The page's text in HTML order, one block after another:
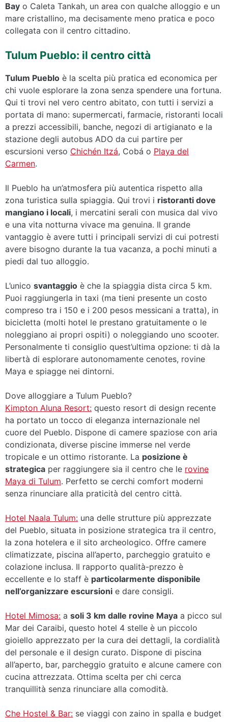
Bay o Caleta Tankah, un area con qualche alloggio e un
mare cristallino, ma decisamente meno pratica e poco
collegata con il centro cittadino.
Tulum Pueblo: il centro città
Tulum Pueblo è la scelta più pratica ed economica per
chi vuole esplorare la zona senza spendere una fortuna.
Qui ti trovi nel vero centro abitato, con tutti i servizi a
portata di mano: supermercati, farmacie, ristoranti locali
a prezzi accessibili, banche, negozi di artigianato e la
stazione degli autobus ADO da cui partire per
escursioni verso Chichén Itzá, Cobá o Playa del
Carmen.
Il Pueblo ha un’atmosfera più autentica rispetto alla
zona turistica sulla spiaggia. Qui trovi i ristoranti dove
mangiano i locali, i mercatini serali con musica dal vivo
e una vita notturna vivace ma genuina. Il grande
vantaggio è avere tutti i principali servizi di cui potresti
avere bisogno durante la tua vacanza, a pochi minuti a
piedi dal tuo alloggio.
L’unico svantaggio è che la spiaggia dista circa 5 km.
Puoi raggiungerla in taxi (ma tieni presente un costo
compreso tra i 150 e i 200 pesos messicani a tratta), in
bicicletta (molti hotel le prestano gratuitamente o le
noleggiano ai propri ospiti) o noleggiando uno scooter.
Personalmente ti consiglio quest’ultima opzione: ti dà la
libertà di esplorare autonomamente cenotes, rovine
Maya e spiagge nei dintorni.
Dove alloggiare a Tulum Pueblo?
Kimpton Aluna Resort: questo resort di design recente
ha portato un tocco di eleganza internazionale nel
cuore del Pueblo. Dispone di camere spaziose con aria
condizionata, diverse piscine immerse nel verde
tropicale e un ottimo ristorante. La posizione è
strategica per raggiungere sia il centro che le rovine
Maya di Tulum. Perfetto se cerchi comfort moderni
senza rinunciare alla praticità del centro città.
Hotel Naala Tulum: una delle strutture più apprezzate
del Pueblo, situata in posizione strategica tra il centro,
la zona hotelera e il sito archeologico. Offre camere
climatizzate, piscina all’aperto, parcheggio gratuito e
colazione inclusa. Il rapporto qualità-prezzo è
eccellente e lo staff è particolarmente disponibile
nell’organizzare escursioni e dare consigli.
Hotel Mimosa: a soli 3 km dalle rovine Maya a picco sul
Mar dei Caraibi, questo hotel 4 stelle è un piccolo
gioiello apprezzato per la cura dei dettagli, la cordialità
del personale e il design curato. Dispone di piscina
all’aperto, bar, parcheggio gratuito e alcune camere con
cucina attrezzata. Ottima scelta per chi cerca
tranquillità senza rinunciare alla comodità.
Che Hostel & Bar: se viaggi con zaino in spalla e budget